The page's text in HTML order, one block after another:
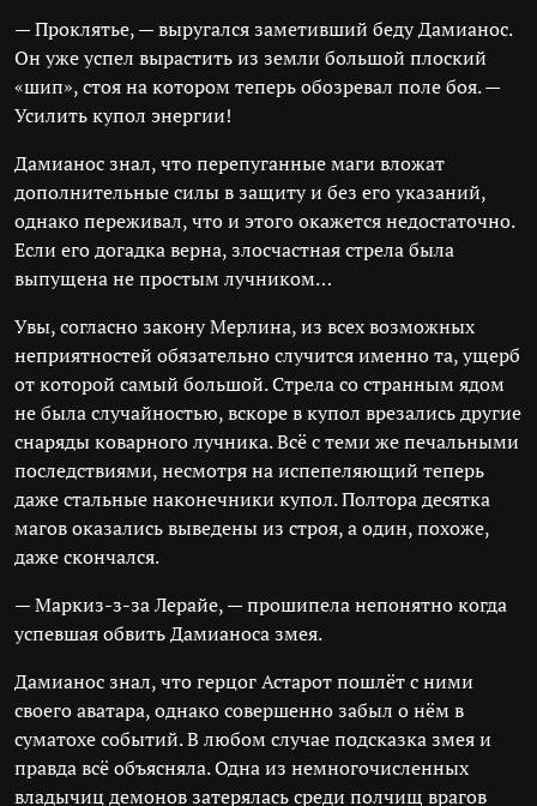
— Проклятье, — выругался заметивший беду Дамианос.
Он уже успел вырастить из земли большой плоский
«шип», стоя на котором теперь обозревал поле боя. —
Усилить купол энергии!
Дамианос знал, что перепуганные маги вложат
дополнительные силы в защиту и без его указаний,
однако переживал, что и этого окажется недостаточно.
Если его догадка верна, злосчастная стрела была
выпущена не простым лучником…
Увы, согласно закону Мерлина, из всех возможных
неприятностей обязательно случится именно та, ущерб
от которой самый большой. Стрела со странным ядом
не была случайностью, вскоре в купол врезались другие
снаряды коварного лучника. Всё с теми же печальными
последствиями, несмотря на испепеляющий теперь
даже стальные наконечники купол. Полтора десятка
магов оказались выведены из строя, а один, похоже,
даже скончался.
— Маркиз-з-за Лерайе, — прошипела непонятно когда
успевшая обвить Дамианоса змея.
Дамианос знал, что герцог Астарот пошлёт с ними
своего аватара, однако совершенно забыл о нём в
суматохе событий. В любом случае подсказка змея и
правда всё объясняла. Одна из немногочисленных
владычиц демонов затерялась среди полчищ врагов